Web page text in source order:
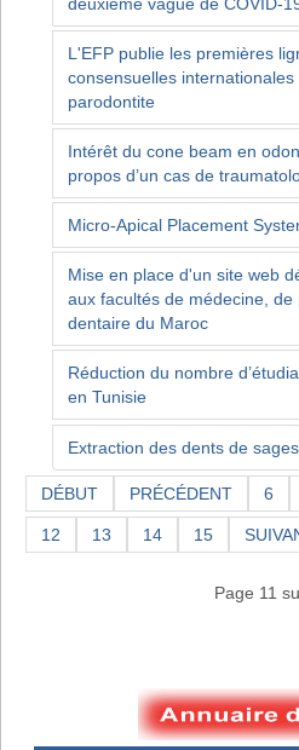
L'EFP publie les premières
consensuelles
parodontite
Intérêt du cone beam en
propos d’un cas de
Micro-Apical Placement
Mise en place d'un site web
aux facultés de médecine,
dentaire du Maroc
Réduction du nombre
en Tunisie
Extraction des dents de
DÉBUT PRÉCÉDENT 6
12 13 14 15
Page 11